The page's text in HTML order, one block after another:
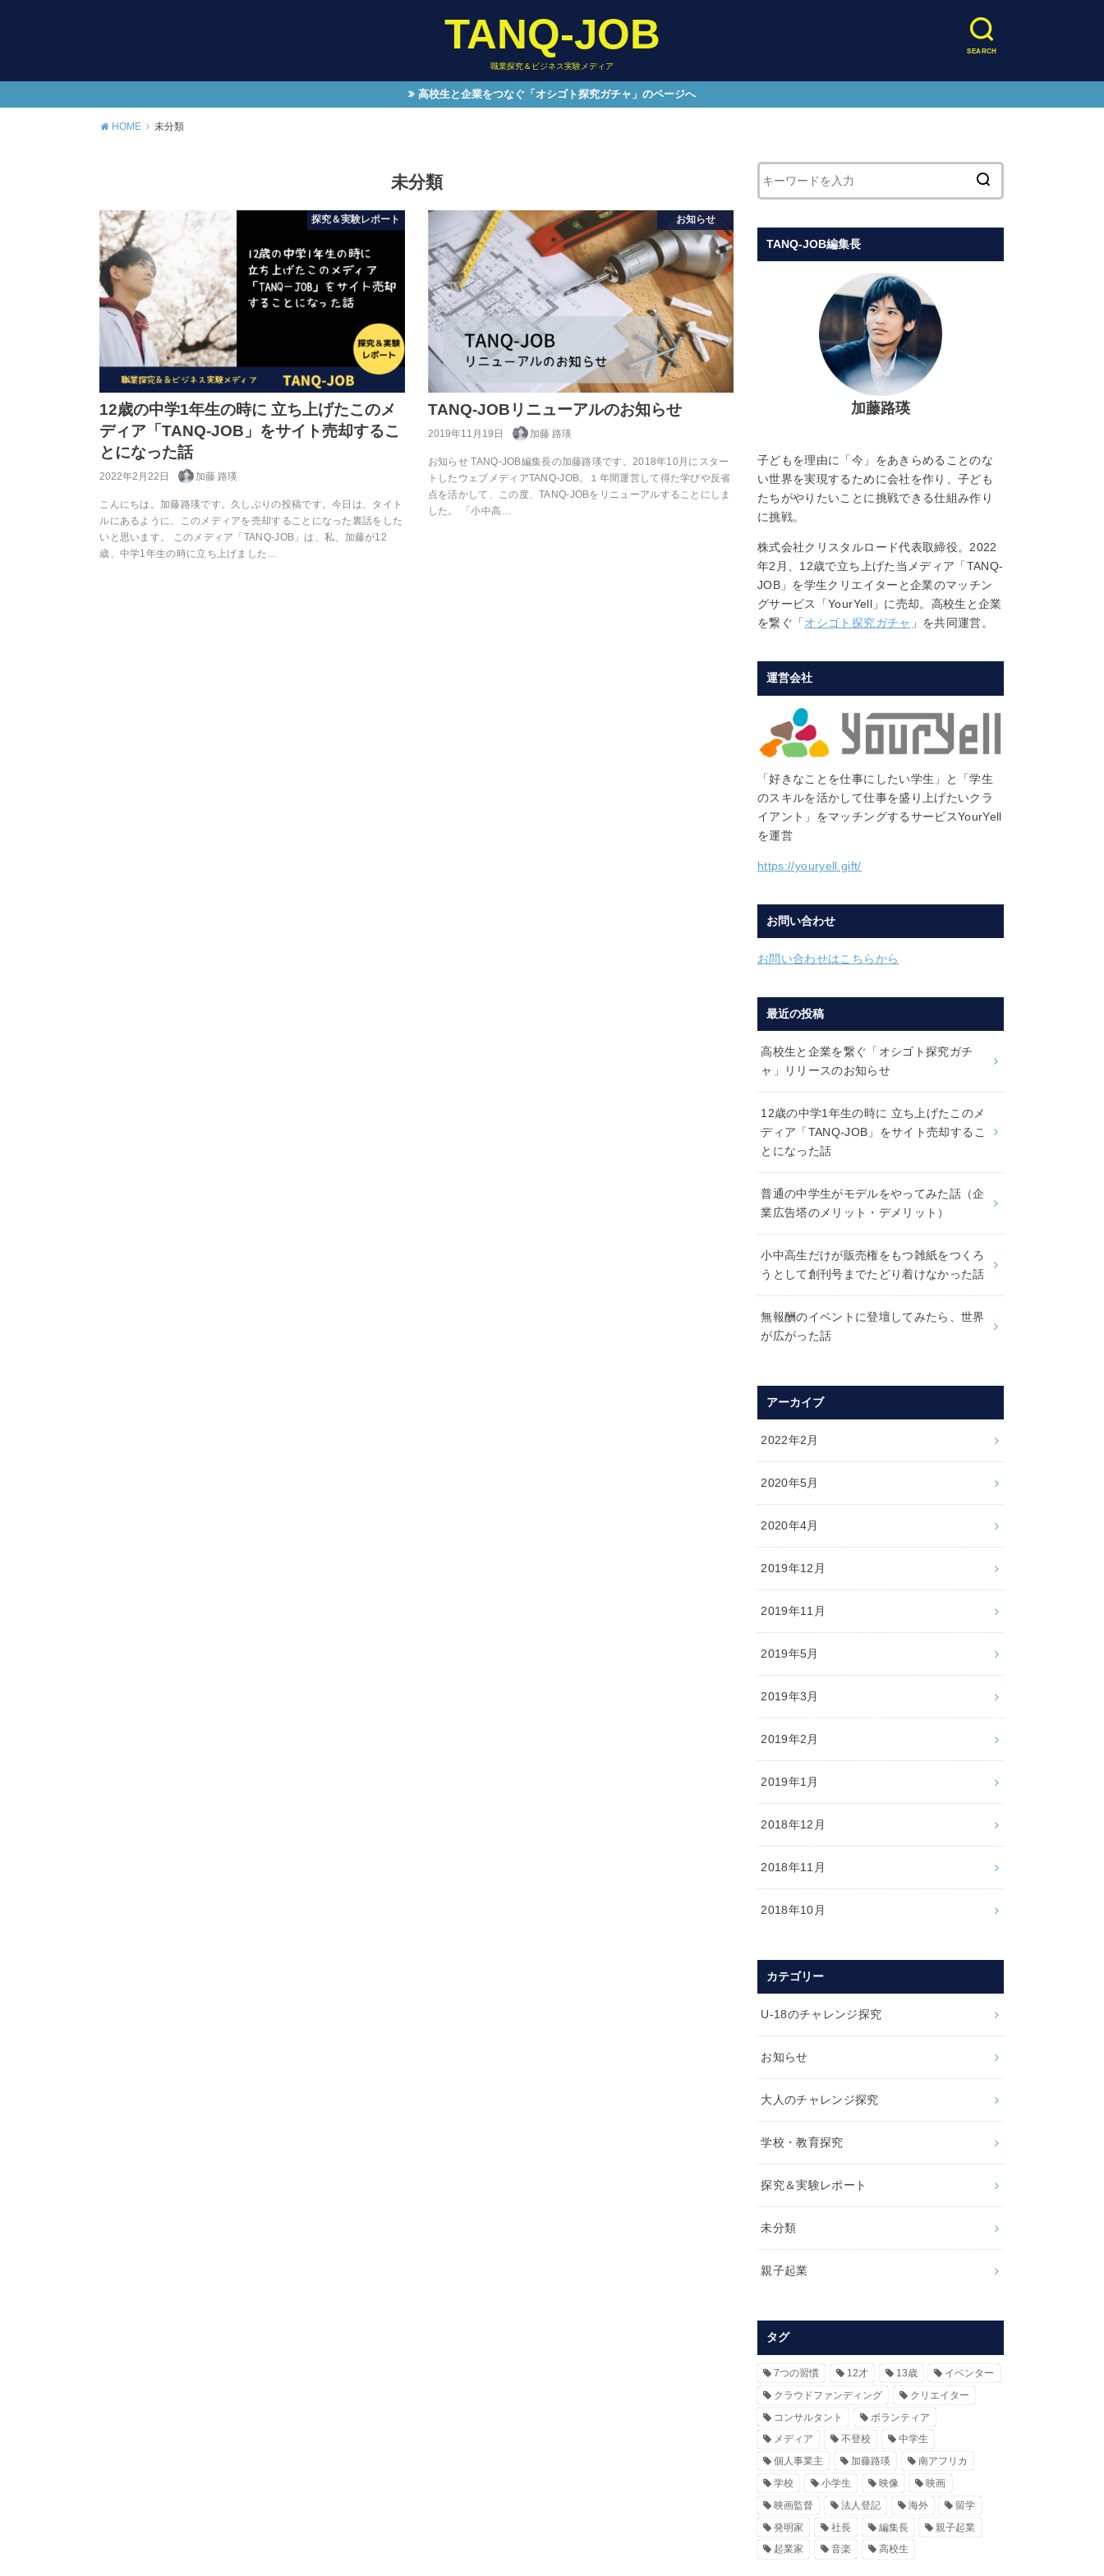
SEARCH
TANQ-JOB
職業探究＆ビジネス実験メディア
高校生と企業をつなぐ「オシゴト探究ガチャ」のページへ
HOME 未分類
未分類
探究＆実験レポート
12歳の中学1年生の時に 立ち上げたこのメ
ディア「TANQ-JOB」をサイト売却するこ
とになった話
2022年2月22日 加藤 路瑛
こんにちは。加藤路瑛です。久しぶりの投稿です。今日は、タイト
ルにあるように、このメディアを売却することになった裏話をした
いと思います。 このメディア「TANQ-JOB」は、私、加藤が12
歳、中学1年生の時に立ち上げました…
お知らせ
TANQ-JOBリニューアルのお知らせ
2019年11月19日 加藤 路瑛
お知らせ TANQ-JOB編集長の加藤路瑛です。2018年10月にスター
トしたウェブメディアTANQ-JOB。１年間運営して得た学びや反省
点を活かして、この度、TANQ-JOBをリニューアルすることにしま
した。 「小中高…
TANQ-JOB編集長
加藤路瑛
子どもを理由に「今」をあきらめることのな
い世界を実現するために会社を作り、子ども
たちがやりたいことに挑戦できる仕組み作り
に挑戦。
株式会社クリスタルロード代表取締役。2022
年2月、12歳で立ち上げた当メディア「TANQ-
JOB」を学生クリエイターと企業のマッチン
グサービス「YourYell」に売却。高校生と企業
を繋ぐ「オシゴト探究ガチャ 」を共同運営。
運営会社
「好きなことを仕事にしたい学生」と「学生
のスキルを活かして仕事を盛り上げたいクラ
イアント」をマッチングするサービスYourYell
を運営
https://youryell.gift/
お問い合わせ
お問い合わせはこちらから
最近の投稿
高校生と企業を繋ぐ「オシゴト探究ガチ
ャ」リリースのお知らせ
12歳の中学1年生の時に 立ち上げたこのメ
ディア「TANQ-JOB」をサイト売却するこ
とになった話
普通の中学生がモデルをやってみた話（企
業広告塔のメリット・デメリット）
小中高生だけが販売権をもつ雑紙をつくろ
うとして創刊号までたどり着けなかった話
無報酬のイベントに登壇してみたら、世界
が広がった話
アーカイブ
2022年2月
2020年5月
2020年4月
2019年12月
2019年11月
2019年5月
2019年3月
2019年2月
2019年1月
2018年12月
2018年11月
2018年10月
カテゴリー
U-18のチャレンジ探究
お知らせ
大人のチャレンジ探究
学校・教育探究
探究＆実験レポート
未分類
親子起業
タグ
7つの習慣 12才 13歳
イベンター
クラウドファンディング
クリエイター
コンサルタント
ボランティア
メディア
不登校
中学生
個人事業主
加藤路瑛
南アフリカ
学校
小学生 映像
映画
映画監督
法人登記 海外
留学
発明家
社長 編集長
親子起業
起業家
音楽 高校生